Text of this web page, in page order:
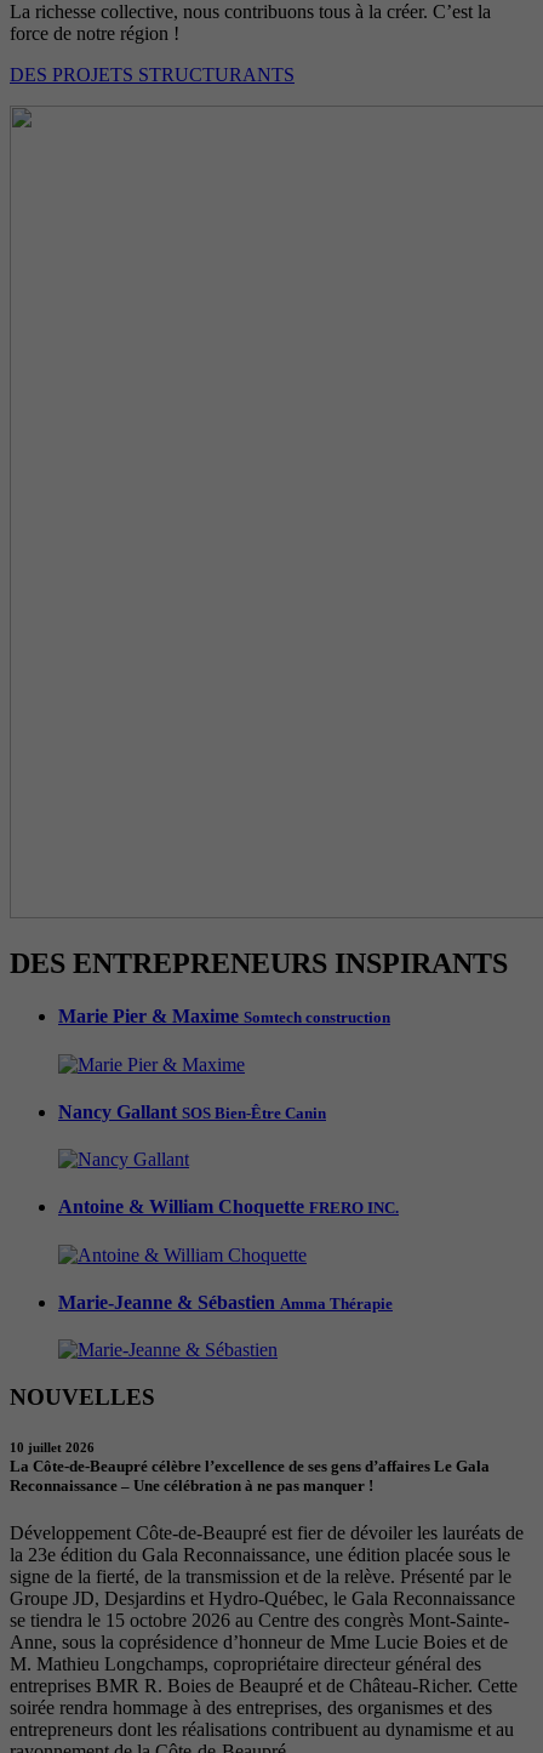
La richesse collective, nous contribuons tous à la créer. C’est la
force de notre région !
DES PROJETS STRUCTURANTS
DES ENTREPRENEURS INSPIRANTS
Marie Pier & Maxime Somtech construction
Nancy Gallant SOS Bien-Être Canin
Antoine & William Choquette FRERO INC.
Marie-Jeanne & Sébastien Amma Thérapie
NOUVELLES
10 juillet 2026
La Côte-de-Beaupré célèbre l’excellence de ses gens d’affaires Le Gala
Reconnaissance – Une célébration à ne pas manquer !
Développement Côte-de-Beaupré est fier de dévoiler les lauréats de
la 23e édition du Gala Reconnaissance, une édition placée sous le
signe de la fierté, de la transmission et de la relève. Présenté par le
Groupe JD, Desjardins et Hydro-Québec, le Gala Reconnaissance
se tiendra le 15 octobre 2026 au Centre des congrès Mont-Sainte-
Anne, sous la coprésidence d’honneur de Mme Lucie Boies et de
M. Mathieu Longchamps, copropriétaire directeur général des
entreprises BMR R. Boies de Beaupré et de Château-Richer. Cette
soirée rendra hommage à des entreprises, des organismes et des
entrepreneurs dont les réalisations contribuent au dynamisme et au